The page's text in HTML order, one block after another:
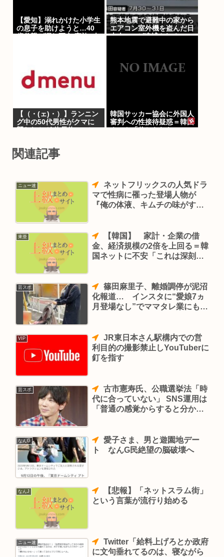
【愛知】溺れかけた小学生
の息子を助けようと…40
熊本地震で避難中の家から
エアコン室外機を盗んだ日
本人(47)が逮捕される
【（・(ェ)・）】ランニン
グ中の50代男性がクマに
足をかまれる 岐阜・高山
市
韓国サッカー協会に外国人
審判への性接待疑惑＝韓国
関連記事
ニュー速
ネットフリックスの人気ドラ
マで性病に罹った登場人物が
『俺の体液、キムチの味がす
東亜
金、経済規模の2倍を上回る＝韓
国ネットに不安「これは深刻
芸スポ
篠田麻里子、離婚調停が泥沼
化報道… インスタに“愛娘7ヵ
月登場なし”でママタレ業にも黄
VIP
JR東日本さん駅構内での営
利目的の撮影禁止しYouTuberに
釘を指す
芸スポ
古市憲寿氏、公職選挙法「時
代に合っていない」 SNS運用は
「普通の感覚からすると分から
なんG
愛子さま、男と遊園地デー
ト なんG民絶望の脳破壊へ
なんJ
という言葉が流行り始める
ニュー速
Twitter「給料上げろとか政府
に文句垂れてるのは、寝ながら